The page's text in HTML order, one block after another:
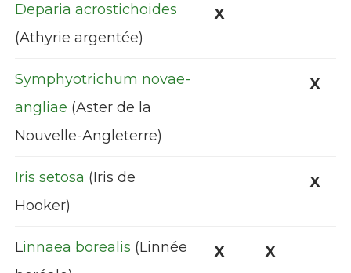
Deparia acrostichoides
(Athyrie argentée)
X
Symphyotrichum novae-
angliae (Aster de la
Nouvelle-Angleterre)
X
Iris setosa (Iris de
Hooker)
X
Linnaea borealis (Linnée
X X